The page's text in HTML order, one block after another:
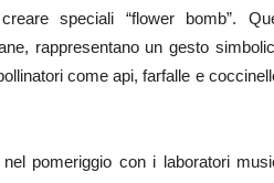
speciali “flower bomb”.
rappresentano un gesto
come api, farfalle e
pomeriggio con i laboratori